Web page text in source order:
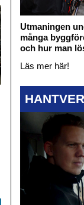
Utmaningen
många
och hur man
Läs mer här!